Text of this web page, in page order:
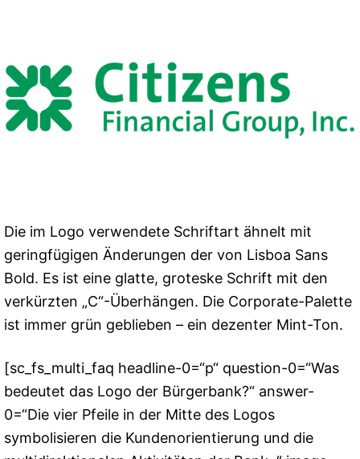
Die im Logo verwendete Schriftart ähnelt mit
geringfügigen Änderungen der von Lisboa Sans
Bold. Es ist eine glatte, groteske Schrift mit den
verkürzten „C“-Überhängen. Die Corporate-Palette
ist immer grün geblieben – ein dezenter Mint-Ton.
[sc_fs_multi_faq headline-0=“p“ question-0=“Was
bedeutet das Logo der Bürgerbank?“ answer-
0=“Die vier Pfeile in der Mitte des Logos
symbolisieren die Kundenorientierung und die